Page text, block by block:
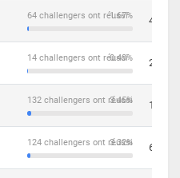
1.67%
64 challengers ont réussi 4
0.43%
14 challengers ont réussi 2
3.45%
132 challengers ont réussi 12
3.32%
124 challengers ont réussi 6